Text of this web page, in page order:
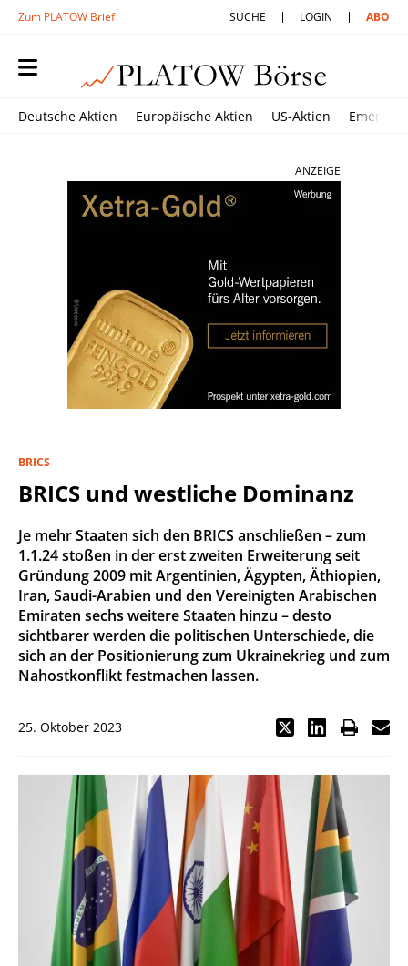
Zum PLATOW Brief SUCHE LOGIN ABO
Deutsche Aktien Europäische Aktien US-Aktien
ANZEIGE
BRICS
BRICS und westliche Dominanz
Je mehr Staaten sich den BRICS anschließen – zum
1.1.24 stoßen in der erst zweiten Erweiterung seit
Gründung 2009 mit Argentinien, Ägypten, Äthiopien,
Iran, Saudi-Arabien und den Vereinigten Arabischen
Emiraten sechs weitere Staaten hinzu – desto
sichtbarer werden die politischen Unterschiede, die
sich an der Positionierung zum Ukrainekrieg und zum
Nahostkonflikt festmachen lassen.
25. Oktober 2023